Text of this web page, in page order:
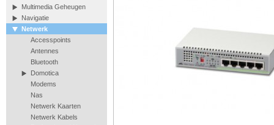
Multimedia Geheugen
Navigatie
Netwerk
Accesspoints
Antennes
Bluetooth
Domotica
Modems
Nas
Netwerk Kaarten
Netwerk Kabels